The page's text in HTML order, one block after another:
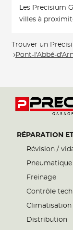
Les Precisium
villes à
Trouver un
Pont-l'Abbé-
RÉPARATION
Révision /
Pneumatique
Freinage
Contrôle
Climatisation
Distribution